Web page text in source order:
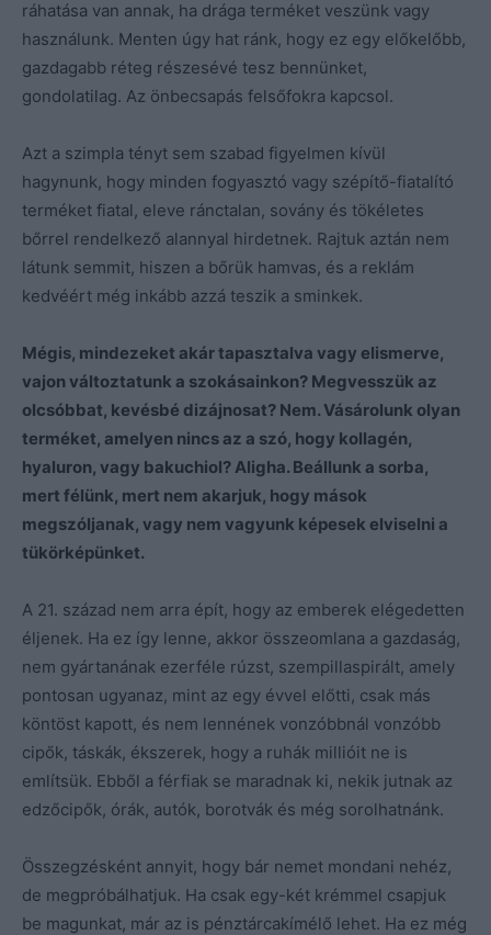
ráhatása van annak, ha drága terméket veszünk vagy
használunk. Menten úgy hat ránk, hogy ez egy előkelőbb,
gazdagabb réteg részesévé tesz bennünket,
gondolatilag. Az önbecsapás felsőfokra kapcsol.
Azt a szimpla tényt sem szabad figyelmen kívül
hagynunk, hogy minden fogyasztó vagy szépítő-fiatalító
terméket fiatal, eleve ránctalan, sovány és tökéletes
bőrrel rendelkező alannyal hirdetnek. Rajtuk aztán nem
látunk semmit, hiszen a bőrük hamvas, és a reklám
kedvéért még inkább azzá teszik a sminkek.
Mégis, mindezeket akár tapasztalva vagy elismerve,
vajon változtatunk a szokásainkon? Megvesszük az
olcsóbbat, kevésbé dizájnosat? Nem. Vásárolunk olyan
terméket, amelyen nincs az a szó, hogy kollagén,
hyaluron, vagy bakuchiol? Aligha. Beállunk a sorba,
mert félünk, mert nem akarjuk, hogy mások
megszóljanak, vagy nem vagyunk képesek elviselni a
tükörképünket.
A 21. század nem arra épít, hogy az emberek elégedetten
éljenek. Ha ez így lenne, akkor összeomlana a gazdaság,
nem gyártanának ezerféle rúzst, szempillaspirált, amely
pontosan ugyanaz, mint az egy évvel előtti, csak más
köntöst kapott, és nem lennének vonzóbbnál vonzóbb
cipők, táskák, ékszerek, hogy a ruhák millióit ne is
említsük. Ebből a férfiak se maradnak ki, nekik jutnak az
edzőcipők, órák, autók, borotvák és még sorolhatnánk.
Összegzésként annyit, hogy bár nemet mondani nehéz,
de megpróbálhatjuk. Ha csak egy-két krémmel csapjuk
be magunkat, már az is pénztárcakímélő lehet. Ha ez még